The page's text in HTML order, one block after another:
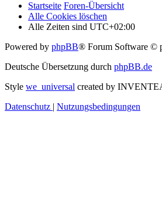
Startseite Foren-Übersicht
Alle Cookies löschen
Alle Zeiten sind UTC+02:00
Powered by phpBB® Forum Software ©
Deutsche Übersetzung durch phpBB.de
Style we_universal created by
Datenschutz | Nutzungsbedingungen